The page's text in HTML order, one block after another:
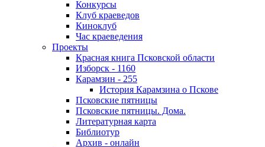
Конкурсы
Клуб краеведов
Киноклуб
Час краеведения
Проекты
Красная книга Псковской области
Изборск - 1160
Карамзин - 255
История Карамзина о Пскове
Псковские пятницы
Псковские пятницы. Дома.
Литературная карта
Библиотур
Архив - онлайн